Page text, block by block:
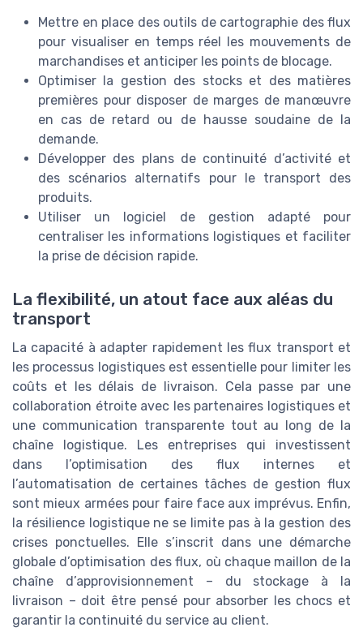
Mettre en place des outils de cartographie des flux
pour visualiser en temps réel les mouvements de
marchandises et anticiper les points de blocage.
Optimiser la gestion des stocks et des matières
premières pour disposer de marges de manœuvre
en cas de retard ou de hausse soudaine de la
demande.
Développer des plans de continuité d’activité et
des scénarios alternatifs pour le transport des
produits.
Utiliser un logiciel de gestion adapté pour
centraliser les informations logistiques et faciliter
la prise de décision rapide.
La flexibilité, un atout face aux aléas du
transport
La capacité à adapter rapidement les flux transport et
les processus logistiques est essentielle pour limiter les
coûts et les délais de livraison. Cela passe par une
collaboration étroite avec les partenaires logistiques et
une communication transparente tout au long de la
chaîne logistique. Les entreprises qui investissent
dans l’optimisation des flux internes et
l’automatisation de certaines tâches de gestion flux
sont mieux armées pour faire face aux imprévus. Enfin,
la résilience logistique ne se limite pas à la gestion des
crises ponctuelles. Elle s’inscrit dans une démarche
globale d’optimisation des flux, où chaque maillon de la
chaîne d’approvisionnement – du stockage à la
livraison – doit être pensé pour absorber les chocs et
garantir la continuité du service au client.